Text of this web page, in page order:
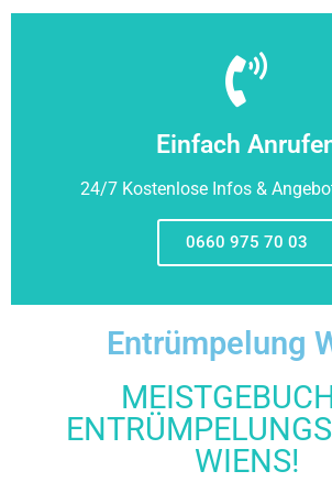
Einfach
24/7 Kostenlose Infos &
0660 975 70 03
Entrümpelung
WIENS!